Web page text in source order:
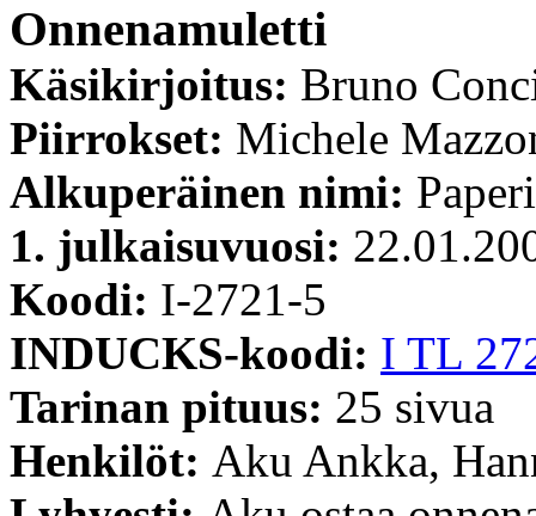
Onnenamuletti
Käsikirjoitus: Bruno
Piirrokset: Michele
Alkuperäinen nimi:
1. julkaisuvuosi:
Koodi: I-2721-5
INDUCKS-koodi: I TL
Tarinan pituus: 25 sivua
Henkilöt: Aku Ankka,